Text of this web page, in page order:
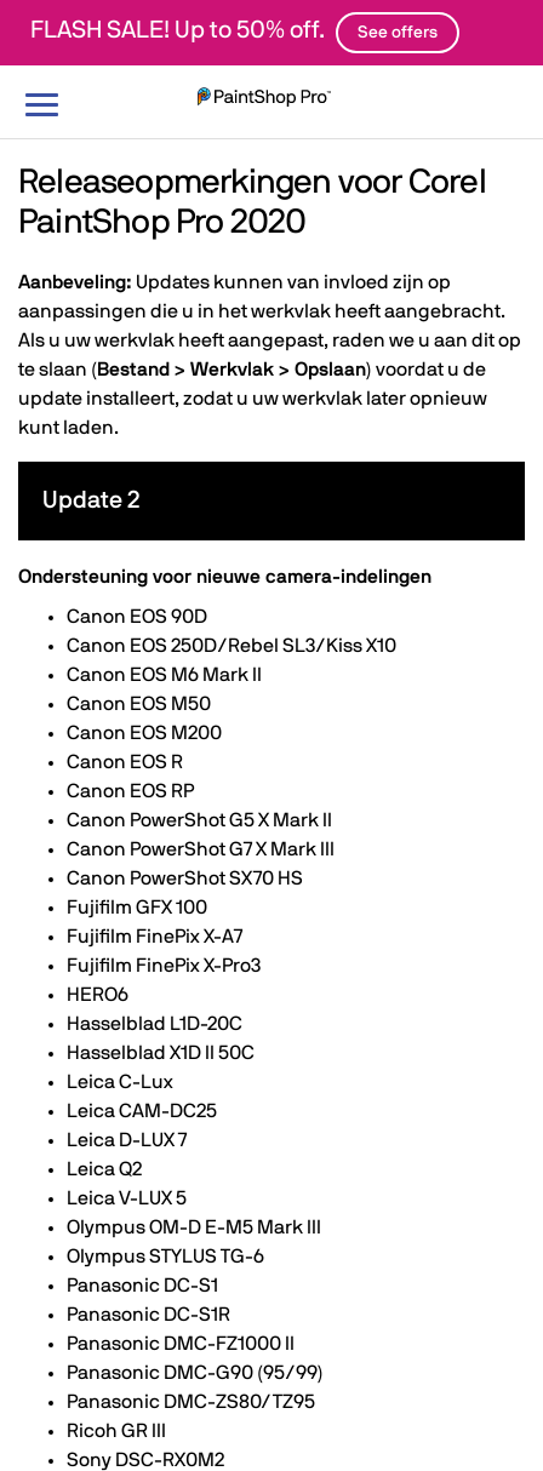
FLASH SALE! Up to 50% off. See offers
Navigatie
Releaseopmerkingen voor Corel
PaintShop Pro 2020
Aanbeveling: Updates kunnen van invloed zijn op
aanpassingen die u in het werkvlak heeft aangebracht.
Als u uw werkvlak heeft aangepast, raden we u aan dit op
te slaan (Bestand > Werkvlak > Opslaan) voordat u de
update installeert, zodat u uw werkvlak later opnieuw
kunt laden.
Update 2
Ondersteuning voor nieuwe camera-indelingen
Canon EOS 90D
Canon EOS 250D/Rebel SL3/Kiss X10
Canon EOS M6 Mark II
Canon EOS M50
Canon EOS M200
Canon EOS R
Canon EOS RP
Canon PowerShot G5 X Mark II
Canon PowerShot G7 X Mark III
Canon PowerShot SX70 HS
Fujifilm GFX 100
Fujifilm FinePix X-A7
Fujifilm FinePix X-Pro3
HERO6
Hasselblad L1D-20C
Hasselblad X1D II 50C
Leica C-Lux
Leica CAM-DC25
Leica D-LUX 7
Leica Q2
Leica V-LUX 5
Olympus OM-D E-M5 Mark III
Olympus STYLUS TG-6
Panasonic DC-S1
Panasonic DC-S1R
Panasonic DMC-FZ1000 II
Panasonic DMC-G90 (95/99)
Panasonic DMC-ZS80/TZ95
Ricoh GR III
Sony DSC-RX0M2